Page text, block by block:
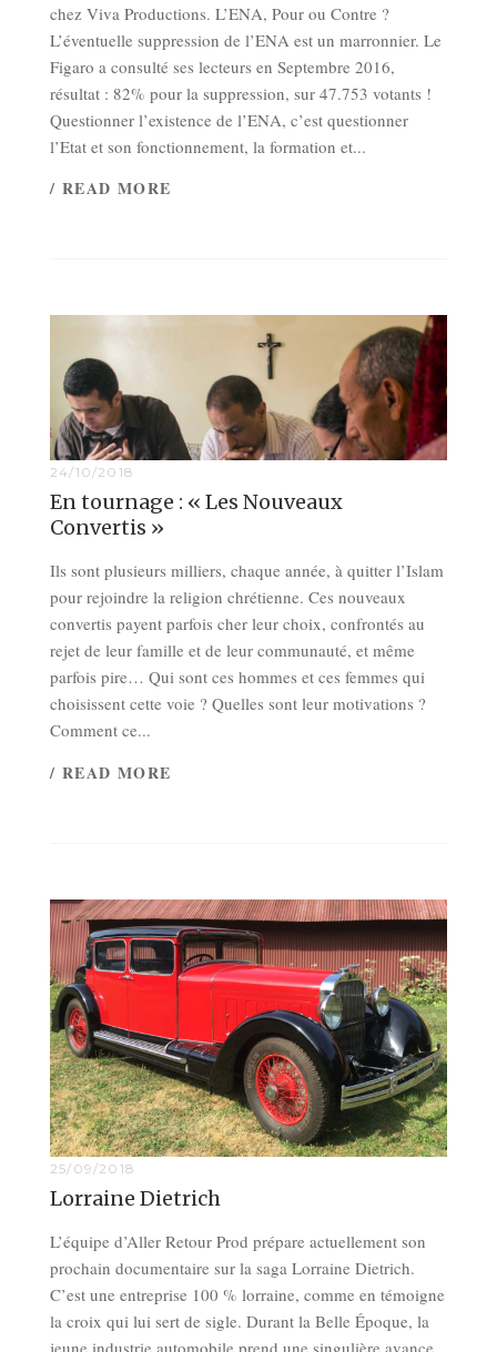
chez Viva Productions. L’ENA, Pour ou Contre ?
L’éventuelle suppression de l’ENA est un marronnier. Le
Figaro a consulté ses lecteurs en Septembre 2016,
résultat : 82% pour la suppression, sur 47.753 votants !
Questionner l’existence de l’ENA, c’est questionner
l’Etat et son fonctionnement, la formation et...
/ READ MORE
24/10/2018
En tournage : « Les Nouveaux
Convertis »
Ils sont plusieurs milliers, chaque année, à quitter l’Islam
pour rejoindre la religion chrétienne. Ces nouveaux
convertis payent parfois cher leur choix, confrontés au
rejet de leur famille et de leur communauté, et même
parfois pire… Qui sont ces hommes et ces femmes qui
choisissent cette voie ? Quelles sont leur motivations ?
Comment ce...
/ READ MORE
25/09/2018
Lorraine Dietrich
L’équipe d’Aller Retour Prod prépare actuellement son
prochain documentaire sur la saga Lorraine Dietrich.
C’est une entreprise 100 % lorraine, comme en témoigne
la croix qui lui sert de sigle. Durant la Belle Époque, la